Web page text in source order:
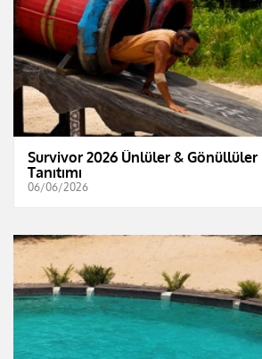
Survivor 2026 Ünlüler & Gönüllüler
Tanıtımı
06/06/2026